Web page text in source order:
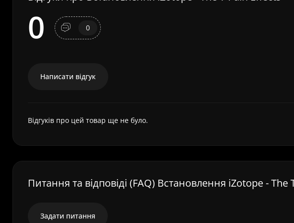
0 0
Написати відгук
Відгуків про цей товар ще не було.
Питання та відповіді (FAQ) Встановлення iZotope - The
Задати питання